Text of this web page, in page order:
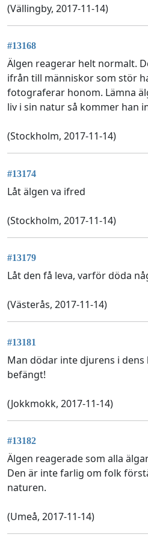
(Vällingby, 2017-11-14)
#13168
Älgen reagerar helt normalt.
ifrån till människor som stör
fotograferar honom. Lämna
liv i sin natur så kommer han
(Stockholm, 2017-11-14)
#13174
Låt älgen va ifred
(Stockholm, 2017-11-14)
#13179
Låt den få leva, varför döda
(Västerås, 2017-11-14)
#13181
Man dödar inte djurens i
befängt!
(Jokkmokk, 2017-11-14)
#13182
Älgen reagerade som alla
Den är inte farlig om folk
naturen.
(Umeå, 2017-11-14)